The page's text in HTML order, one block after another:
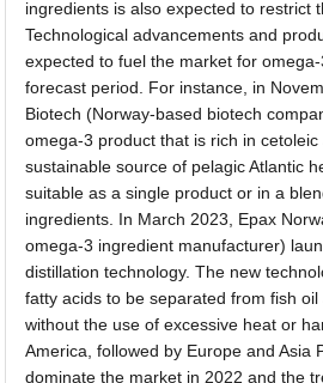
ingredients is also expected to restrict
Technological advancements and
expected to fuel the market for
forecast period. For instance, in
Biotech (Norway-based biotech
omega-3 product that is rich in
sustainable source of pelagic Atlantic
suitable as a single product or in a
ingredients. In March 2023, Epax
omega-3 ingredient manufacturer)
distillation technology. The new
fatty acids to be separated from fish
without the use of excessive heat or
America, followed by Europe and Asia
dominate the market in 2022 and the